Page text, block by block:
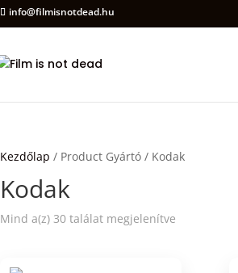
info@filmisnotdead.hu
Kezdőlap / Product Gyártó / Kodak
Kodak
Mind a(z) 30 találat megjelenítve